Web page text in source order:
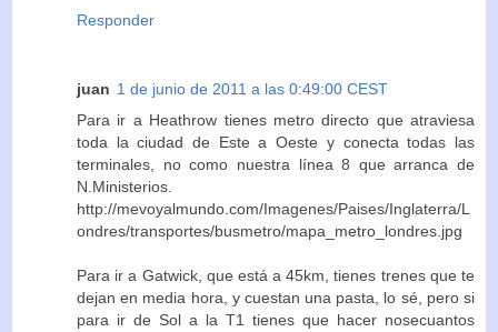
Responder
juan 1 de junio de 2011 a las 0:49:00 CEST
Para ir a Heathrow tienes metro directo que atraviesa
toda la ciudad de Este a Oeste y conecta todas las
terminales, no como nuestra línea 8 que arranca de
N.Ministerios.
http://mevoyalmundo.com/Imagenes/Paises/Inglaterra/L
ondres/transportes/busmetro/mapa_metro_londres.jpg
Para ir a Gatwick, que está a 45km, tienes trenes que te
dejan en media hora, y cuestan una pasta, lo sé, pero si
para ir de Sol a la T1 tienes que hacer nosecuantos